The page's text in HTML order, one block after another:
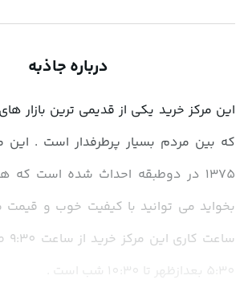
درباره جاذبه
5:30 بعدازظهر تا 10:30 شب است .